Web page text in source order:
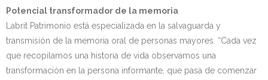
Potencial transformador de la memoria
Labrit Patrimonio está especializada en la salvaguarda y
transmisión de la memoria oral de personas mayores. “Cada vez
que recopilamos una historia de vida observamos una
transformación en la persona informante, que pasa de comenzar